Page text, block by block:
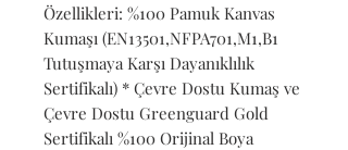
Özellikleri: %100 Pamuk Kanvas
Kumaşı (EN13501,NFPA701,M1,B1
Tutuşmaya Karşı Dayanıklılık
Sertifikalı) * Çevre Dostu Kumaş ve
Çevre Dostu Greenguard Gold
Sertifikalı %100 Orijinal Boya